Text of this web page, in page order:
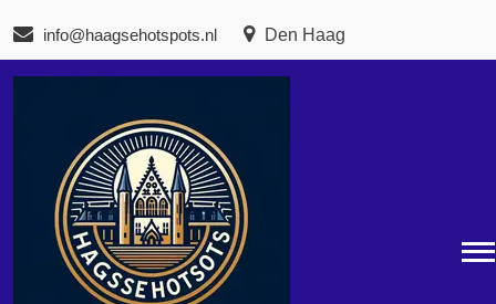
de
inhoud
info@haagsehotspots.nl Den Haag